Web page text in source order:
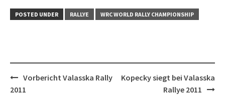
POSTED UNDER RALLYE WRC WORLD RALLY CHAMPIONSHIP
Post
navigation
Vorbericht Valasska Rally
2011
Kopecky siegt bei Valasska
Rallye 2011